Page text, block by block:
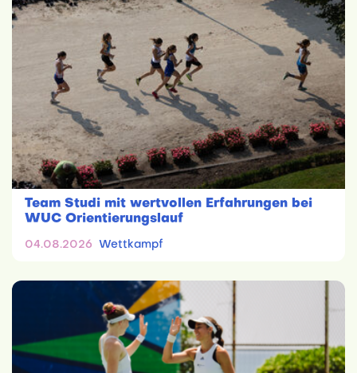
Team Studi mit wertvollen Erfahrungen bei
WUC Orientierungslauf
04.08.2026 Wettkampf